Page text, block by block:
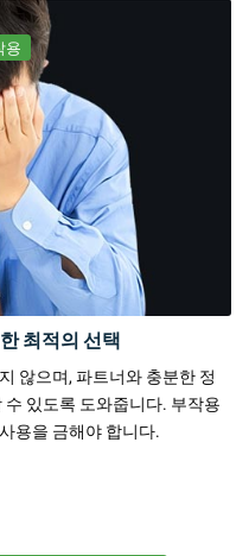
용
최적의 선택
않으며, 파트너와 충분한 정
있도록 도와줍니다. 부작용
용을 금해야 합니다.